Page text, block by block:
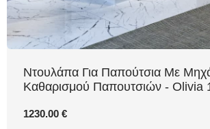
Ντουλάπα Για Παπούτσια Με
Καθαρισμού Παπουτσιών - Olivia
1230.00 €